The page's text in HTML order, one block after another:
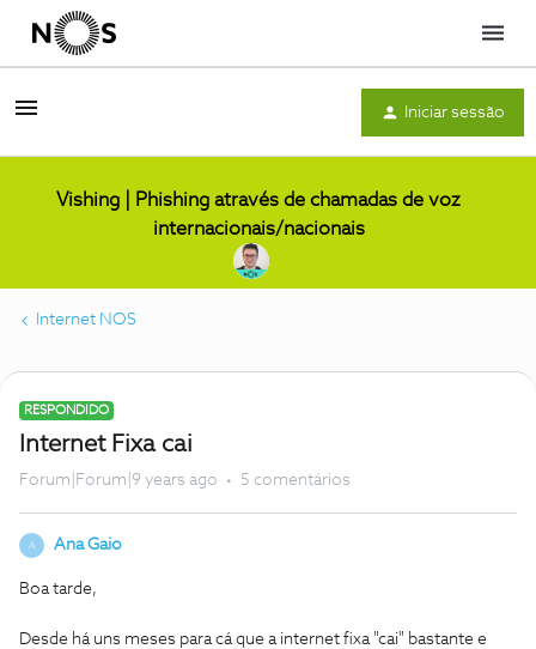
Menu
Iniciar sessão
Vishing | Phishing através de chamadas de voz
internacionais/nacionais
Internet NOS
RESPONDIDO
Internet Fixa cai
Forum|Forum|9 years ago 5 comentários
A Ana Gaio
Boa tarde,
Desde há uns meses para cá que a internet fixa "cai" bastante e